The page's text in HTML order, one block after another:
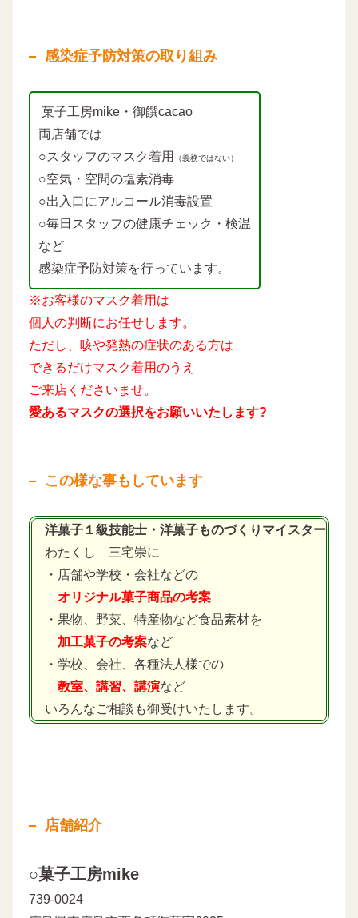
感染症予防対策の取り組み
菓子工房mike・御饌cacao
両店舗では
○スタッフのマスク着用
（義務ではない）
○空気・空間の塩素消毒
○出入口にアルコール消毒設置
○毎日スタッフの健康チェック・検温
など
感染症予防対策を行っています。
※お客様のマスク着用は
個人の判断にお任せします。
ただし、咳や発熱の症状のある方は
できるだけマスク着用のうえ
ご来店くださいませ。
愛あるマスクの選択をお願いいたします?
この様な事もしています
洋菓子１級技能士・洋菓子ものづくりマイスター
わたくし 三宅崇に
・店舗や学校・会社などの
オリジナル菓子商品の考案
・果物、野菜、特産物など食品素材を
加工菓子の考案など
・学校、会社、各種法人様での
教室、講習、講演など
いろんなご相談も御受けいたします。
店舗紹介
○菓子工房mike
739-0024